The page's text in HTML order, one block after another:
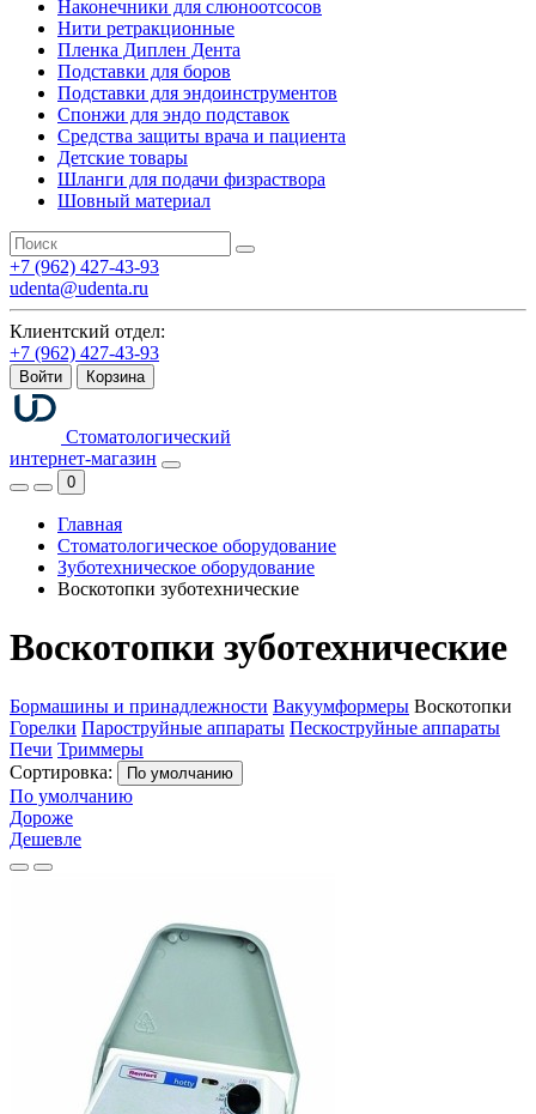
Наконечники для слюноотсосов
Нити ретракционные
Пленка Диплен Дента
Подставки для боров
Подставки для эндоинструментов
Спонжи для эндо подставок
Средства защиты врача и пациента
Детские товары
Шланги для подачи физраствора
Шовный материал
+7 (962) 427-43-93
udenta@udenta.ru
Клиентский отдел:
+7 (962) 427-43-93
Войти Корзина
Стоматологический
интернет-магазин
0
Главная
Стоматологическое оборудование
Зуботехническое оборудование
Воскотопки зуботехнические
Воскотопки зуботехнические
Бормашины и принадлежности Вакуумформеры Воскотопки
Горелки Пароструйные аппараты Пескоструйные аппараты
Печи Триммеры
Сортировка:
По умолчанию
По умолчанию
Дороже
Дешевле